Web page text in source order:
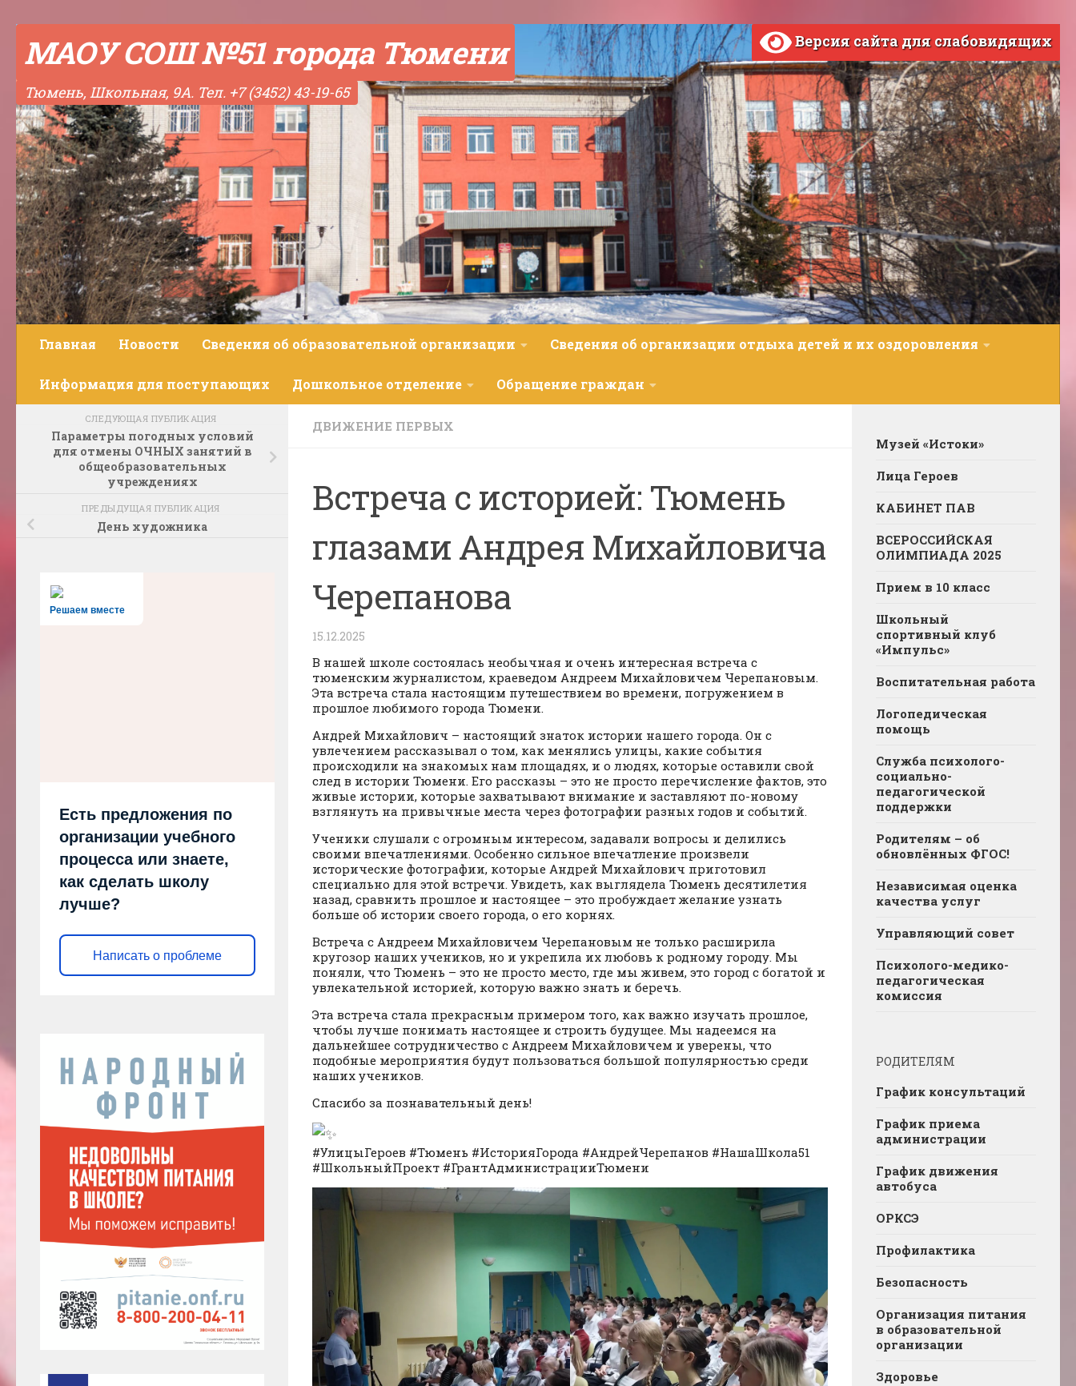
Skip to content
МАОУ СОШ №51 города Тюмени
Тюмень, Школьная, 9А. Тел. +7 (3452) 43-19-65
Версия сайта для слабовидящих
Главная Новости Сведения об образовательной организации Сведения об организации отдыха детей и их оздоровления
Информация для поступающих Дошкольное отделение Обращение граждан
ДВИЖЕНИЕ ПЕРВЫХ
Встреча с историей: Тюмень
глазами Андрея Михайловича
Черепанова
15.12.2025
В нашей школе состоялась необычная и очень интересная встреча с
тюменским журналистом, краеведом Андреем Михайловичем Черепановым.
Эта встреча стала настоящим путешествием во времени, погружением в
прошлое любимого города Тюмени.
Андрей Михайлович – настоящий знаток истории нашего города. Он с
увлечением рассказывал о том, как менялись улицы, какие события
происходили на знакомых нам площадях, и о людях, которые оставили свой
след в истории Тюмени. Его рассказы – это не просто перечисление фактов, это
живые истории, которые захватывают внимание и заставляют по-новому
взглянуть на привычные места через фотографии разных годов и событий.
Ученики слушали с огромным интересом, задавали вопросы и делились
своими впечатлениями. Особенно сильное впечатление произвели
исторические фотографии, которые Андрей Михайлович приготовил
специально для этой встречи. Увидеть, как выглядела Тюмень десятилетия
назад, сравнить прошлое и настоящее – это пробуждает желание узнать
больше об истории своего города, о его корнях.
Встреча с Андреем Михайловичем Черепановым не только расширила
кругозор наших учеников, но и укрепила их любовь к родному городу. Мы
поняли, что Тюмень – это не просто место, где мы живем, это город с богатой и
увлекательной историей, которую важно знать и беречь.
Эта встреча стала прекрасным примером того, как важно изучать прошлое,
чтобы лучше понимать настоящее и строить будущее. Мы надеемся на
дальнейшее сотрудничество с Андреем Михайловичем и уверены, что
подобные мероприятия будут пользоваться большой популярностью среди
наших учеников.
Спасибо за познавательный день!
#УлицыГероев #Тюмень #ИсторияГорода #АндрейЧерепанов #НашаШкола51
#ШкольныйПроект #ГрантАдминистрацииТюмени
СЛЕДУЮЩАЯ ПУБЛИКАЦИЯ
Параметры погодных условий
для отмены ОЧНЫХ занятий в
общеобразовательных
учреждениях
ПРЕДЫДУЩАЯ ПУБЛИКАЦИЯ
День художника
Решаем вместе
Есть предложения по
организации учебного
процесса или знаете,
как сделать школу
лучше?
Написать о проблеме
Музей «Истоки»
Лица Героев
КАБИНЕТ ПАВ
ВСЕРОССИЙСКАЯ
ОЛИМПИАДА 2025
Прием в 10 класс
Школьный
спортивный клуб
«Импульс»
Воспитательная работа
Логопедическая
помощь
Служба психолого-
социально-
педагогической
поддержки
Родителям – об
обновлённых ФГОС!
Независимая оценка
качества услуг
Управляющий совет
Психолого-медико-
педагогическая
комиссия
РОДИТЕЛЯМ
График консультаций
График приема
администрации
График движения
автобуса
ОРКСЭ
Профилактика
Безопасность
Организация питания
в образовательной
организации
Здоровье